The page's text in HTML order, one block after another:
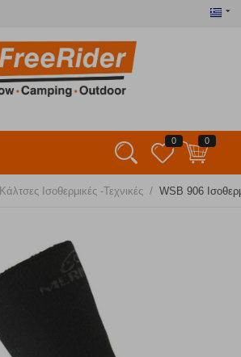
0 0
Κάλτσες Ισοθερμικές -Τεχνικές / WSB 906